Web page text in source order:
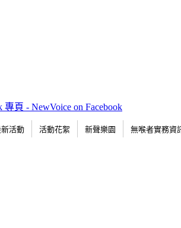
活動 活動花絮 新聲樂園 無喉者實務資